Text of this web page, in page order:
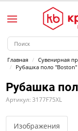
Главная Сувенирная
Рубашка поло
Рубашка
Артикул: 3177F75XL
Изображения